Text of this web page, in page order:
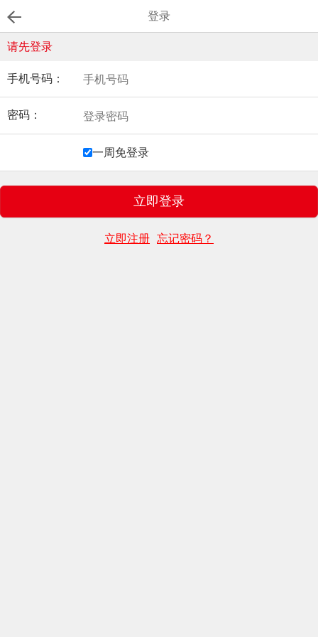
登录
请先登录
手机号码：
密码：
一周免登录
立即注册 忘记密码？